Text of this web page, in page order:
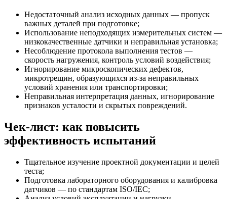
Недостаточный анализ исходных данных — пропуск
важных деталей при подготовке;
Использование неподходящих измерительных систем —
низкокачественные датчики и неправильная установка;
Несоблюдение протокола выполнения тестов —
скорость нагружения, контроль условий воздействия;
Игнорирование микроскопических дефектов,
микротрещин, образующихся из-за неправильных
условий хранения или транспортировки;
Неправильная интерпретация данных, игнорирование
признаков усталости и скрытых повреждений.
Чек-лист: как повысить
эффективность испытаний
Тщательное изучение проектной документации и целей
теста;
Подготовка лабораторного оборудования и калибровка
датчиков — по стандартам ISO/IEC;